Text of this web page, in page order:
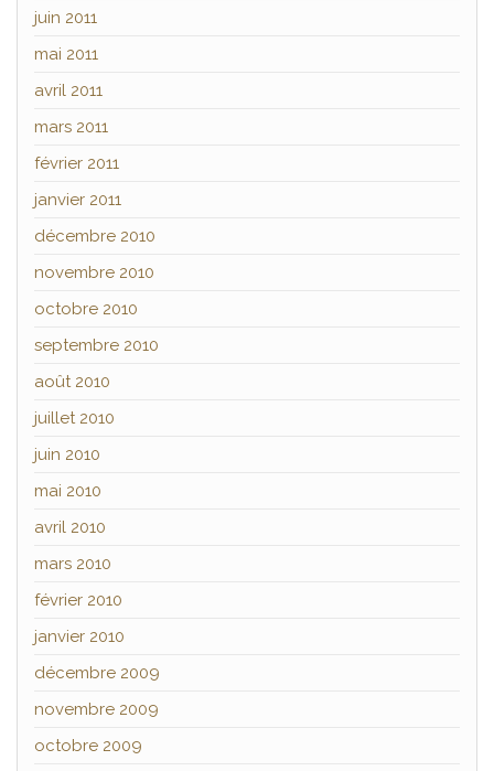
juin 2011
mai 2011
avril 2011
mars 2011
février 2011
janvier 2011
décembre 2010
novembre 2010
octobre 2010
septembre 2010
août 2010
juillet 2010
juin 2010
mai 2010
avril 2010
mars 2010
février 2010
janvier 2010
décembre 2009
novembre 2009
octobre 2009